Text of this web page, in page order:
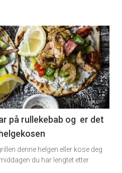
på rullekebab og er det
denne helgen eller kose deg
du har lengtet etter.